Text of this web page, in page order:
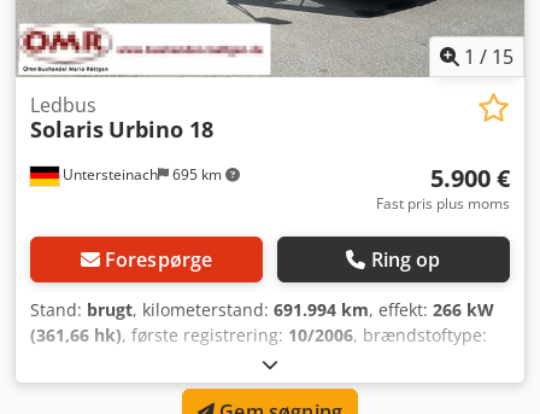
1 / 15
Untersteinach 695 km
Ledbus
Solaris Urbino 18
5.900 €
Fast pris plus moms
Forespørge Ring op
Stand: brugt, kilometerstand: 691.994 km, effekt: 266 kW
(361,66 hk), første registrering: 10/2006, brændstoftype:
, geartype:
emissionsklasse:Euro 5, farve:hvid, bremser:retarder,